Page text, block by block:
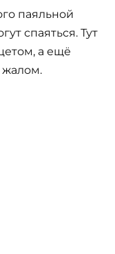
паяльной
спаяться. Тут
а ещё